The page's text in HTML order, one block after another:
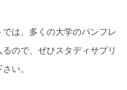
では、多くの大学のパンフレ
ので、ぜひスタディサプリ
い。